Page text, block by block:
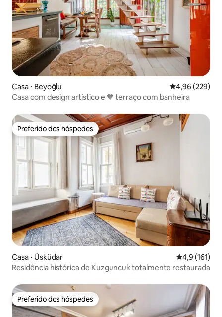
Casa ⋅ Beyoğlu 4,96 de uma
4,96 (229)
Casa com design artístico e 🧡 terraço com banheira
Preferido dos hóspedes
Preferido dos hóspedes
Casa ⋅ Üsküdar 4,9 de uma
4,9 (161)
Residência histórica de Kuzguncuk totalmente restaurada
Preferido dos hóspedes
Preferido dos hóspedes